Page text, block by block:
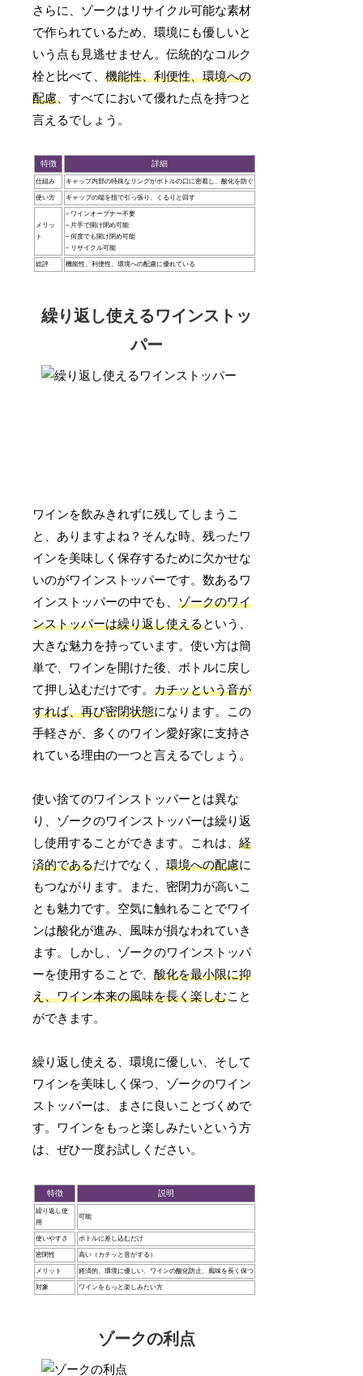
さらに、ゾークはリサイクル可能な素材
で作られているため、環境にも優しいと
いう点も見逃せません。伝統的なコルク
栓と比べて、機能性、利便性、環境への
配慮 、すべてにおいて優れた点を持つと
言えるでしょう。
特徴 詳細
仕組み キャップ内部の特殊なリングがボトルの口に密着し、酸化を防ぐ
使い方 キャップの端を指で引っ張り、くるりと回す
メリッ
ト
– ワインオープナー不要
– 片手で開け閉め可能
– 何度でも開け閉め可能
– リサイクル可能
総評 機能性、利便性、環境への配慮に優れている
繰り返し使えるワインストッ
パー
ワインを飲みきれずに残してしまうこ
と、ありますよね？そんな時、残ったワ
インを美味しく保存するために欠かせな
いのがワインストッパーです。数あるワ
インストッパーの中でも、ゾークのワイ
ンストッパーは繰り返し使えるという、
大きな魅力を持っています。使い方は簡
単で、ワインを開けた後、ボトルに戻し
て押し込むだけです。カチッという音が
すれば、再び密閉状態になります。この
手軽さが、多くのワイン愛好家に支持さ
れている理由の一つと言えるでしょう。
使い捨てのワインストッパーとは異な
り、ゾークのワインストッパーは繰り返
し使用することができます。これは、経
済的であるだけでなく、環境への配慮に
もつながります。また、密閉力が高いこ
とも魅力です。空気に触れることでワイ
ンは酸化が進み、風味が損なわれていき
ます。しかし、ゾークのワインストッパ
ーを使用することで、酸化を最小限に抑
え、ワイン本来の風味を長く楽しむこと
ができます。
繰り返し使える、環境に優しい、そして
ワインを美味しく保つ、ゾークのワイン
ストッパーは、まさに良いことづくめで
す。ワインをもっと楽しみたいという方
は、ぜひ一度お試しください。
特徴 説明
繰り返し使
用
可能
使いやすさ ボトルに差し込むだけ
密閉性 高い（カチッと音がする）
メリット 経済的、環境に優しい、ワインの酸化防止、風味を長く保つ
対象 ワインをもっと楽しみたい方
ゾークの利点